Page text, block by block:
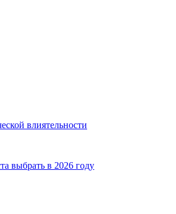
влиятельности
выбрать в 2026 году